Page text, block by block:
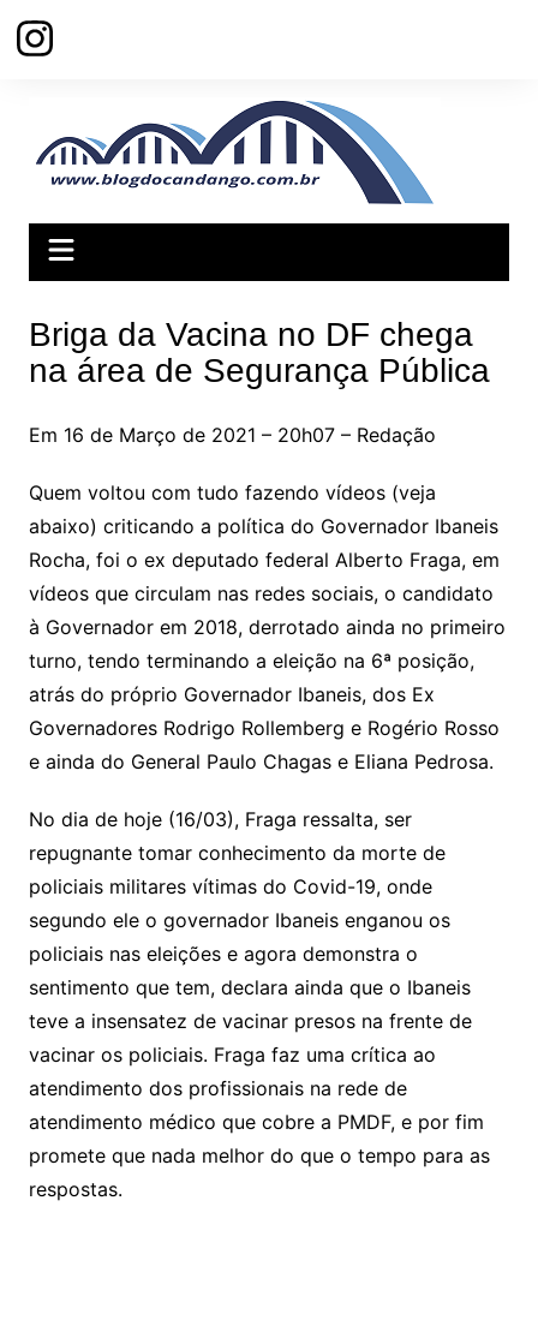
para
Briga da Vacina no DF chega
na área de Segurança Pública
Em 16 de Março de 2021 – 20h07 – Redação
Quem voltou com tudo fazendo vídeos (veja
abaixo) criticando a política do Governador Ibaneis
Rocha, foi o ex deputado federal Alberto Fraga, em
vídeos que circulam nas redes sociais, o candidato
à Governador em 2018, derrotado ainda no primeiro
turno, tendo terminando a eleição na 6ª posição,
atrás do próprio Governador Ibaneis, dos Ex
Governadores Rodrigo Rollemberg e Rogério Rosso
e ainda do General Paulo Chagas e Eliana Pedrosa.
No dia de hoje (16/03), Fraga ressalta, ser
repugnante tomar conhecimento da morte de
policiais militares vítimas do Covid-19, onde
segundo ele o governador Ibaneis enganou os
policiais nas eleições e agora demonstra o
sentimento que tem, declara ainda que o Ibaneis
teve a insensatez de vacinar presos na frente de
vacinar os policiais. Fraga faz uma crítica ao
atendimento dos profissionais na rede de
atendimento médico que cobre a PMDF, e por fim
promete que nada melhor do que o tempo para as
respostas.